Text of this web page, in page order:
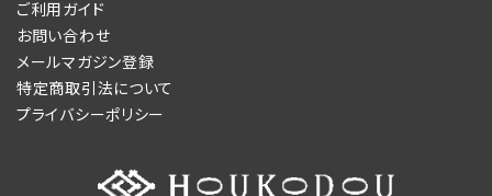
ご利用ガイド
お問い合わせ
メールマガジン登録
特定商取引法について
プライバシーポリシー